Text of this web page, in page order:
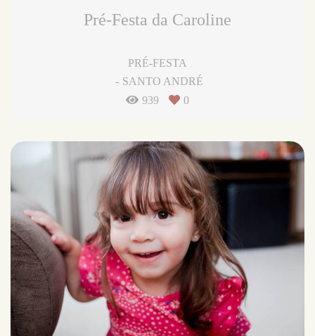
Pré-Festa da Caroline
PRÉ-FESTA
SANTO ANDRÉ
939
0